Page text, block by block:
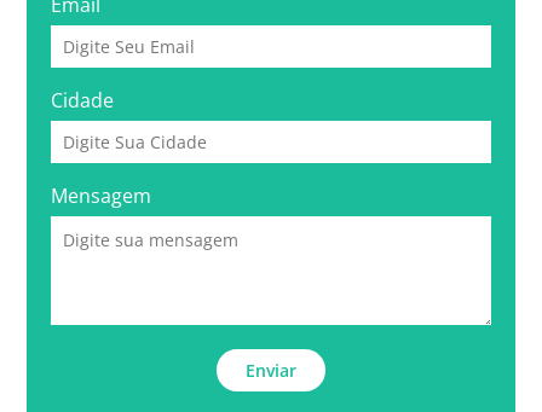
Cidade
Mensagem
Enviar